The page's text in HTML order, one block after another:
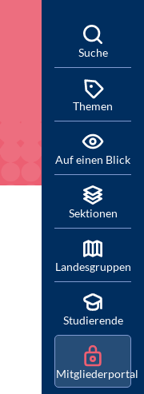
Suche
Themen
Auf einen Blick
Sektionen
Landesgruppen
Studierende
Mitgliederportal